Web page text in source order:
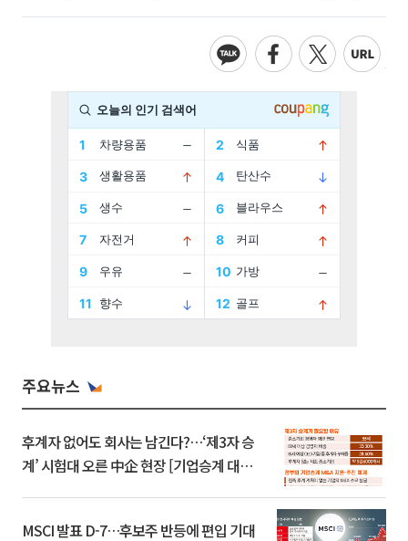
주요뉴스
후계자 없어도 회사는 남긴다?…‘제3자 승
계’ 시험대 오른 中企 현장 [기업승계 대전
MSCI 발표 D-7…후보주 반등에 편입 기대